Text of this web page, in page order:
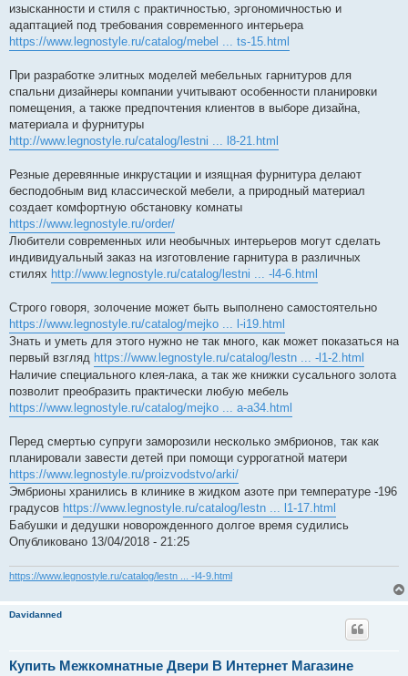
изысканности и стиля с практичностью, эргономичностью и
адаптацией под требования современного интерьера
https://www.legnostyle.ru/catalog/mebel ... ts-15.html
При разработке элитных моделей мебельных гарнитуров для
спальни дизайнеры компании учитывают особенности планировки
помещения, а также предпочтения клиентов в выборе дизайна,
материала и фурнитуры
http://www.legnostyle.ru/catalog/lestni ... l8-21.html
Резные деревянные инкрустации и изящная фурнитура делают
бесподобным вид классической мебели, а природный материал
создает комфортную обстановку комнаты
https://www.legnostyle.ru/order/
Любители современных или необычных интерьеров могут сделать
индивидуальный заказ на изготовление гарнитура в различных
стилях http://www.legnostyle.ru/catalog/lestni ... -l4-6.html
Строго говоря, золочение может быть выполнено самостоятельно
https://www.legnostyle.ru/catalog/mejko ... l-i19.html
Знать и уметь для этого нужно не так много, как может показаться на
первый взгляд https://www.legnostyle.ru/catalog/lestn ... -l1-2.html
Наличие специального клея-лака, а так же книжки сусального золота
позволит преобразить практически любую мебель
https://www.legnostyle.ru/catalog/mejko ... a-a34.html
Перед смертью супруги заморозили несколько эмбрионов, так как
планировали завести детей при помощи суррогатной матери
https://www.legnostyle.ru/proizvodstvo/arki/
Эмбрионы хранились в клинике в жидком азоте при температуре -196
градусов https://www.legnostyle.ru/catalog/lestn ... l1-17.html
Бабушки и дедушки новорожденного долгое время судились
Опубликовано 13/04/2018 - 21:25
https://www.legnostyle.ru/catalog/lestn ... -l4-9.html
Davidanned
Купить Межкомнатные Двери В Интернет Магазине